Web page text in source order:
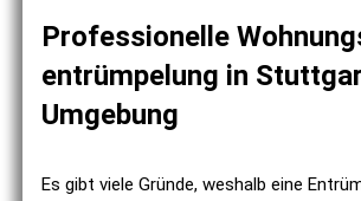
Professionelle
entrümpelung in
Umgebung
Es gibt viele Gründe, weshalb eine